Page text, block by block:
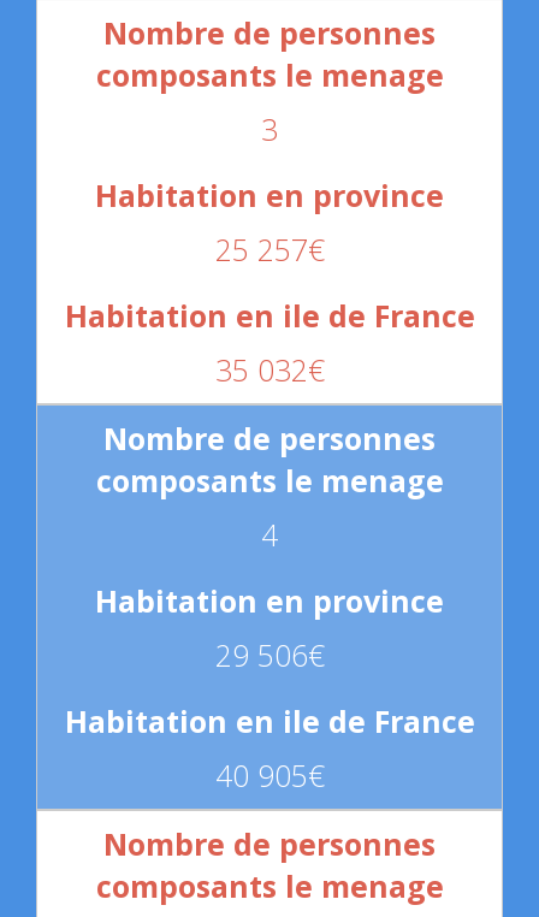
3
25 257€
35 032€
4
29 506€
40 905€